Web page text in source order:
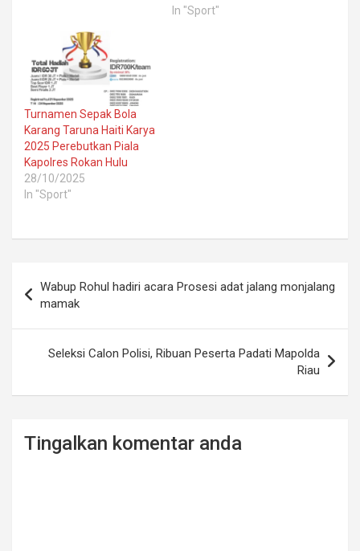
In "Sport"
Turnamen Sepak Bola
Karang Taruna Haiti Karya
2025 Perebutkan Piala
Kapolres Rokan Hulu
28/10/2025
In "Sport"
navigation
Wabup Rohul hadiri acara Prosesi adat jalang monjalang
mamak
Seleksi Calon Polisi, Ribuan Peserta Padati Mapolda
Riau
Tingalkan komentar anda